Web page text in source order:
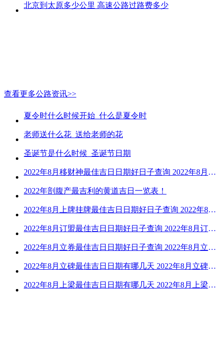
北京到太原多少公里 高速公路过路费多少
查看更多公路资讯>>
夏令时什么时候开始_什么是夏令时
老师送什么花_送给老师的花
圣诞节是什么时候_圣诞节日期
2022年8月移财神最佳吉日日期好日子查询 2022年8月移财神吉日一览
2022年剖腹产最吉利的黄道吉日一览表！
2022年8月上牌挂牌最佳吉日日期好日子查询 2022年8月上牌吉日精选
2022年8月订盟最佳吉日日期好日子查询 2022年8月订盟黄道吉日一览
2022年8月立券最佳吉日日期好日子查询 2022年8月立券的黄道吉日一览
2022年8月立碑最佳吉日日期有哪几天 2022年8月立碑吉日查询
2022年8月上梁最佳吉日日期有哪几天 2022年8月上梁的黄道吉日